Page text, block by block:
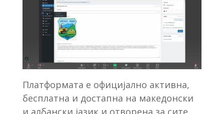
Платформата е официјално активна,
бесплатна и достапна на македонски